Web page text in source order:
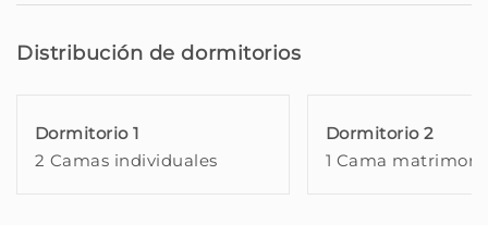
La propiedad incluye además una pequeña área
árboles frutales, creando rincones frescos y relajantes,
Con capacidad para cuatro personas, la casa dispone de
Distribución de dormitorios
Dormitorio 1
2 Camas individuales
Dormitorio 2
1 Cama